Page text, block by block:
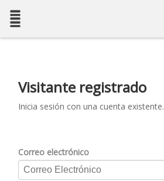
Visitante registrado
Inicia sesión con una cuenta existente.
Correo electrónico